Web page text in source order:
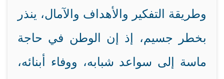
وطريقة التفكير والأهداف والآمال، ينذر
بخطر جسيم، إذ إن الوطن في حاجة
ماسة إلى سواعد شبابه، ووفاء أبنائه،